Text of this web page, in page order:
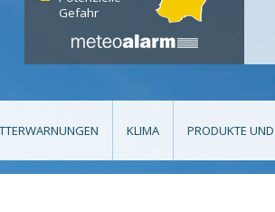
Gefahr
KLIMA PRODUKTE